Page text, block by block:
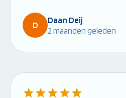
D
Daan Deij
2 maanden geleden